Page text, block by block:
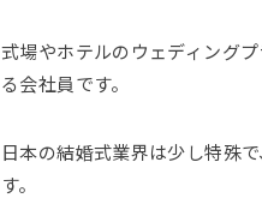
式場やホテルのウェディング
る会社員です。
日本の結婚式業界は少し特殊
す。